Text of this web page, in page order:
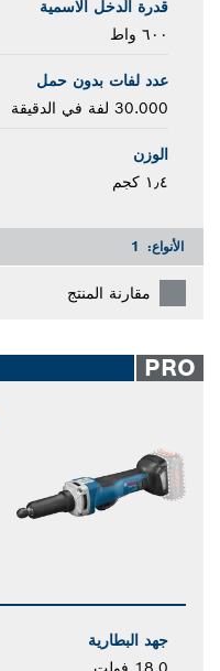
قدرة الدخل الاسمية
٦٠٠ واط
عدد لفات بدون حمل
30.000 لفة في الدقيقة
الوزن
١٫٤ كجم
الأنواع: 1
مقارنة المنتج
PRO
جهد البطارية